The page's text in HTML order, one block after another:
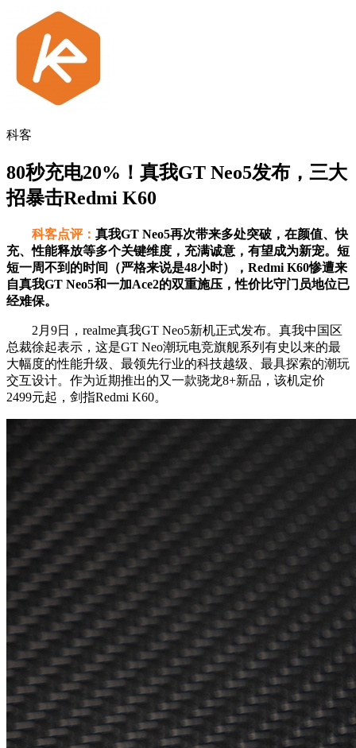
科客
80秒充电20%！真我GT Neo5发布，三大
招暴击Redmi K60
科客点评： 真我GT Neo5再次带来多处突破，在颜值、快
充、性能释放等多个关键维度，充满诚意，有望成为新宠。短
短一周不到的时间（严格来说是48小时），Redmi K60惨遭来
自真我GT Neo5和一加Ace2的双重施压，性价比守门员地位已
经难保。
2月9日，realme真我GT Neo5新机正式发布。真我中国区
总裁徐起表示，这是GT Neo潮玩电竞旗舰系列有史以来的最
大幅度的性能升级、最领先行业的科技越级、最具探索的潮玩
交互设计。作为近期推出的又一款骁龙8+新品，该机定价
2499元起，剑指Redmi K60。